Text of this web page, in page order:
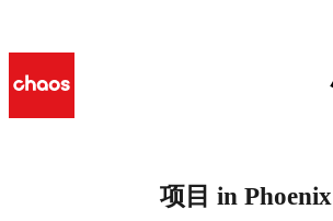
项目 in Phoenix